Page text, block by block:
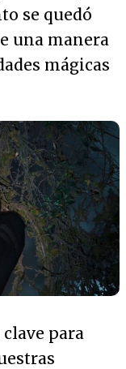
se quedó
una manera
mágicas
para